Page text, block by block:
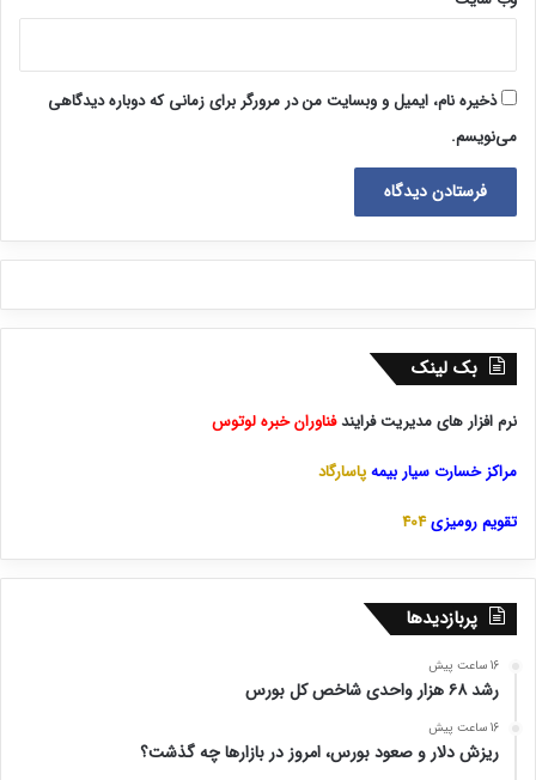
ذخیره نام، ایمیل و وبسایت من در مرورگر برای زمانی که دوباره دیدگاهی
می‌نویسم.
بک لینک
نرم افزار های مدیریت فرایندفناوران خبره لوتوس
مراکز خسارت سیار بیمهپاسارگاد
تقویم رومیزی404
پربازدیدها
16 ساعت پیش
رشد ۶۸ هزار واحدی شاخص کل بورس
16 ساعت پیش
ریزش دلار و صعود بورس، امروز در بازارها چه گذشت؟